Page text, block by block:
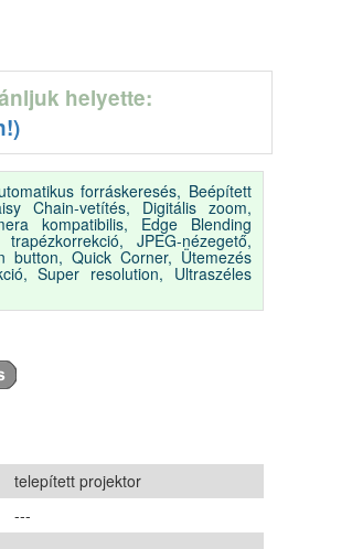
helyette:
forráskeresés, Beépített
Chain-vetítés, Digitális zoom,
kompatibilis, Edge Blending
JPEG-nézegető,
button, Quick Corner, Ütemezés
Super resolution, Ultraszéles
telepített projektor
---